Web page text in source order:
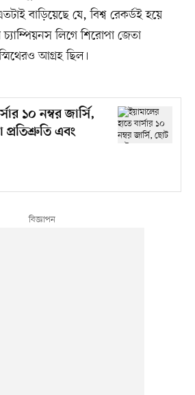
বাড়িয়েছে যে, বিশ্ব রেকর্ডই হয়ে
লিগে শিরোপা জেতা
আগ্রহ ছিল।
১০ নম্বর জার্সি,
এবং